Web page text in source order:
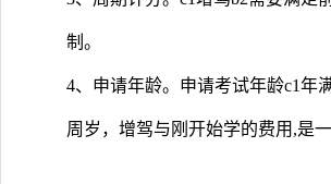
制。
4、申请年龄。申请考试年龄c1年
周岁，增驾与刚开始学的费用,是